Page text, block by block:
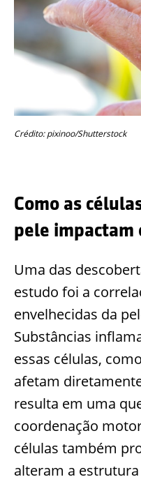
Crédito: pixinoo/Shutterstock
Como as
pele impactam
Uma das
estudo foi a
envelhecidas da
Substâncias
essas células,
afetam
resulta em uma
coordenação
células também
alteram a